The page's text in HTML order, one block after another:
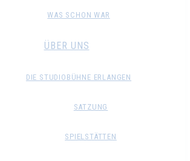
WAS SCHON WAR
ÜBER UNS
DIE STUDIOBÜHNE ERLANGEN
SATZUNG
SPIELSTÄTTEN